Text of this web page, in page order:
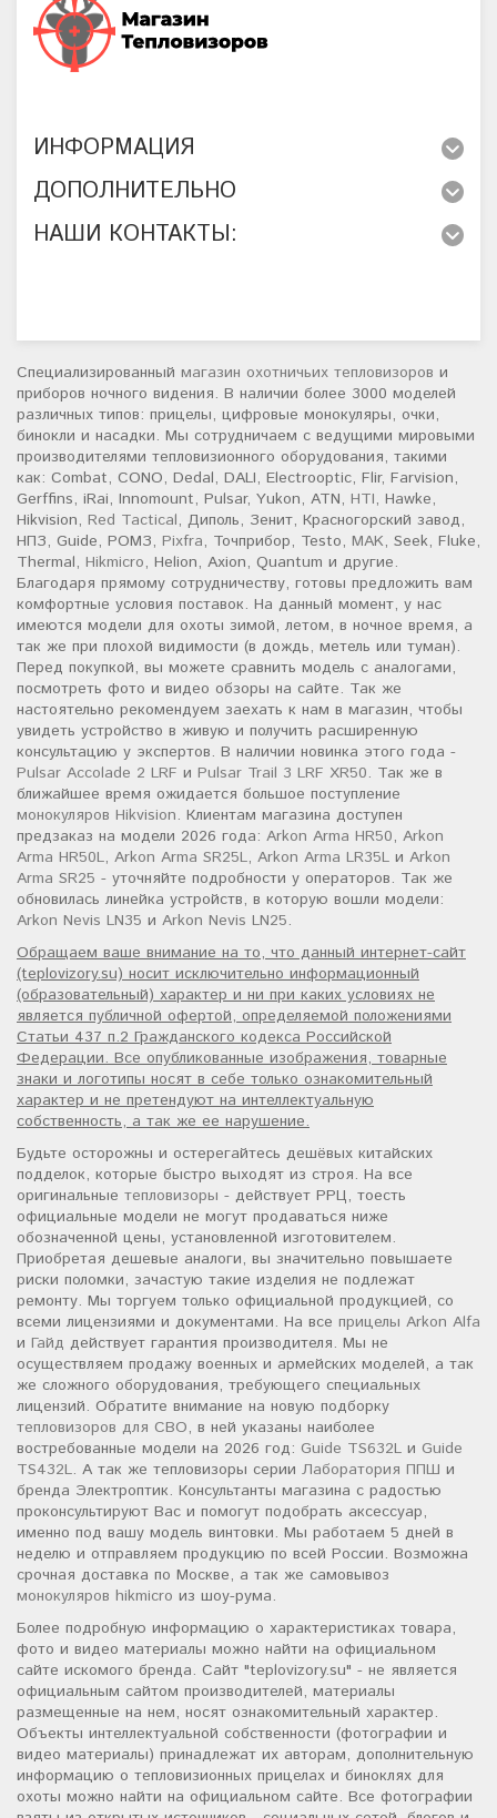
ИНФОРМАЦИЯ
ДОПОЛНИТЕЛЬНО
НАШИ КОНТАКТЫ:
Специализированный магазин охотничьих тепловизоров и
приборов ночного видения. В наличии более 3000 моделей
различных типов: прицелы, цифровые монокуляры, очки,
бинокли и насадки. Мы сотрудничаем с ведущими мировыми
производителями тепловизионного оборудования, такими
как: Combat, CONO, Dedal, DALI, Electrooptic, Flir, Farvision,
Gerffins, iRai, Innomount, Pulsar, Yukon, ATN, HTI, Hawke,
Hikvision, Red Tactical, Диполь, Зенит, Красногорский завод,
НПЗ, Guide, РОМЗ, Pixfra, Точприбор, Testo, MAK, Seek, Fluke,
Thermal, Hikmicro, Helion, Axion, Quantum и другие.
Благодаря прямому сотрудничеству, готовы предложить вам
комфортные условия поставок. На данный момент, у нас
имеются модели для охоты зимой, летом, в ночное время, а
так же при плохой видимости (в дождь, метель или туман).
Перед покупкой, вы можете сравнить модель с аналогами,
посмотреть фото и видео обзоры на сайте. Так же
настоятельно рекомендуем заехать к нам в магазин, чтобы
увидеть устройство в живую и получить расширенную
консультацию у экспертов. В наличии новинка этого года -
Pulsar Accolade 2 LRF и Pulsar Trail 3 LRF XR50. Так же в
ближайшее время ожидается большое поступление
монокуляров Hikvision. Клиентам магазина доступен
предзаказ на модели 2026 года: Arkon Arma HR50, Arkon
Arma HR50L, Arkon Arma SR25L, Arkon Arma LR35L и Arkon
Arma SR25 - уточняйте подробности у операторов. Так же
обновилась линейка устройств, в которую вошли модели:
Arkon Nevis LN35 и Arkon Nevis LN25.
Обращаем ваше внимание на то, что данный интернет-сайт
(teplovizory.su) носит исключительно информационный
(образовательный) характер и ни при каких условиях не
является публичной офертой, определяемой положениями
Статьи 437 п.2 Гражданского кодекса Российской
Федерации. Все опубликованные изображения, товарные
знаки и логотипы носят в себе только ознакомительный
характер и не претендуют на интеллектуальную
собственность, а так же ее нарушение.
Будьте осторожны и остерегайтесь дешёвых китайских
подделок, которые быстро выходят из строя. На все
оригинальные тепловизоры - действует РРЦ, тоесть
официальные модели не могут продаваться ниже
обозначенной цены, установленной изготовителем.
Приобретая дешевые аналоги, вы значительно повышаете
риски поломки, зачастую такие изделия не подлежат
ремонту. Мы торгуем только официальной продукцией, со
всеми лицензиями и документами. На все прицелы Arkon Alfa
и Гайд действует гарантия производителя. Мы не
осуществляем продажу военных и армейских моделей, а так
же сложного оборудования, требующего специальных
лицензий. Обратите внимание на новую подборку
тепловизоров для СВО, в ней указаны наиболее
востребованные модели на 2026 год: Guide TS632L и Guide
TS432L. А так же тепловизоры серии Лаборатория ППШ и
бренда Электроптик. Консультанты магазина с радостью
проконсультируют Вас и помогут подобрать аксессуар,
именно под вашу модель винтовки. Мы работаем 5 дней в
неделю и отправляем продукцию по всей России. Возможна
срочная доставка по Москве, а так же самовывоз
монокуляров hikmicro из шоу-рума.
Более подробную информацию о характеристиках товара,
фото и видео материалы можно найти на официальном
сайте искомого бренда. Сайт "teplovizory.su" - не является
официальным сайтом производителей, материалы
размещенные на нем, носят ознакомительный характер.
Объекты интеллектуальной собственности (фотографии и
видео материалы) принадлежат их авторам, дополнительную
информацию о тепловизионных прицелах и биноклях для
охоты можно найти на официальном сайте. Все фотографии